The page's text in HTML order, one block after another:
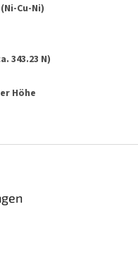
Cu-Ni)
343.23 N)
Höhe